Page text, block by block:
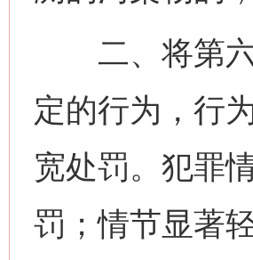
二、将第六
定的行为，行
宽处罚。犯罪
罚；情节显著